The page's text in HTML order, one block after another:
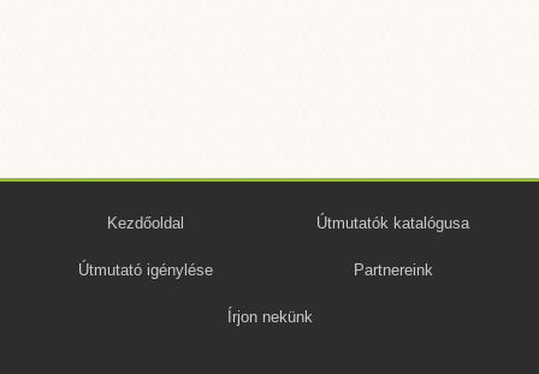
Kezdőoldal Útmutatók katalógusa
Útmutató igénylése Partnereink
Írjon nekünk